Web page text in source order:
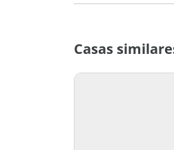
Casas